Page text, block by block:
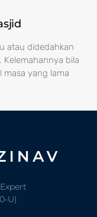
atau didedahkan
bila
masa yang lama
U)